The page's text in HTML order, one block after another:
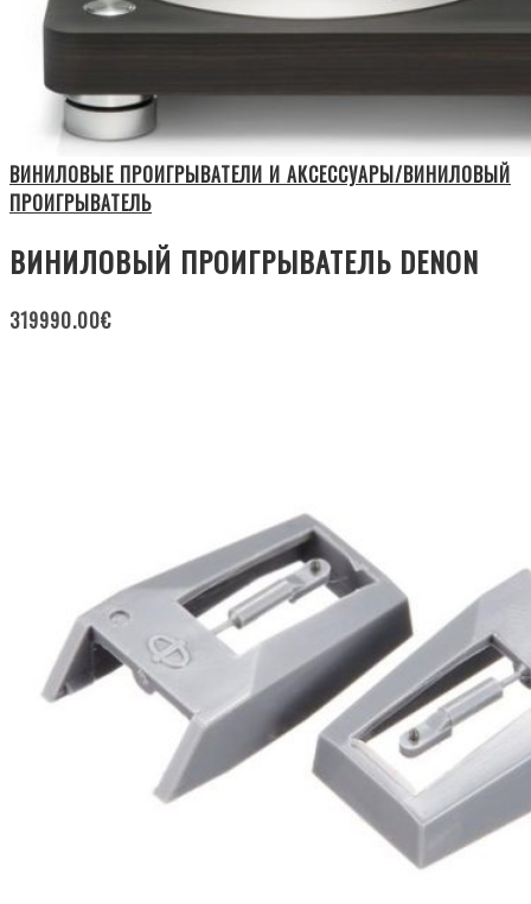
ВИНИЛОВЫЕ ПРОИГРЫВАТЕЛИ И АКСЕССУАРЫ/ВИНИЛОВЫЙ
ПРОИГРЫВАТЕЛЬ
ВИНИЛОВЫЙ ПРОИГРЫВАТЕЛЬ DENON
319990.00€